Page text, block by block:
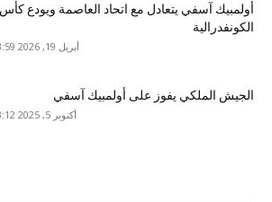
أولمبيك آسفي يتعادل مع اتحاد العاصمة ويودع كأس
الكونفدرالية
أبريل 19, 2026 23:59
الجيش الملكي يفوز على أولمبيك آسفي
أكتوبر 5, 2025 23:12